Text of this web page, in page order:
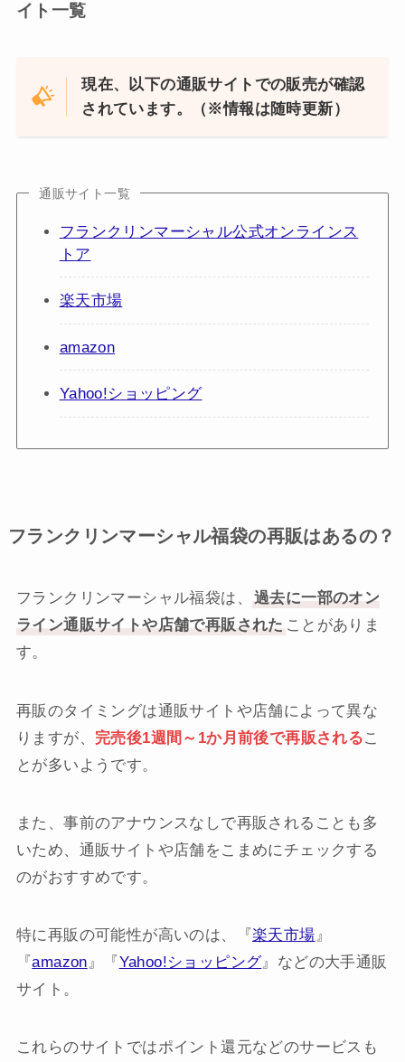
イト一覧
現在、以下の通販サイトでの販売が確認
されています。（※情報は随時更新）
通販サイト一覧
フランクリンマーシャル公式オンラインス
トア
楽天市場
amazon
Yahoo!ショッピング
フランクリンマーシャル福袋の再販はあるの？
フランクリンマーシャル福袋は、
過去に一部のオン
ライン通販サイトや店舗で再販された ことがありま
す。
再販のタイミングは通販サイトや店舗によって異な
りますが、 完売後1週間～1か月前後で再販されるこ
とが多いようです。
また、事前のアナウンスなしで再販されることも多
いため、通販サイトや店舗をこまめにチェックする
のがおすすめです。
特に再販の可能性が高いのは、『楽天市場 』
『amazon 』『Yahoo!ショッピング』などの大手通販
サイト。
これらのサイトではポイント還元などのサービスも